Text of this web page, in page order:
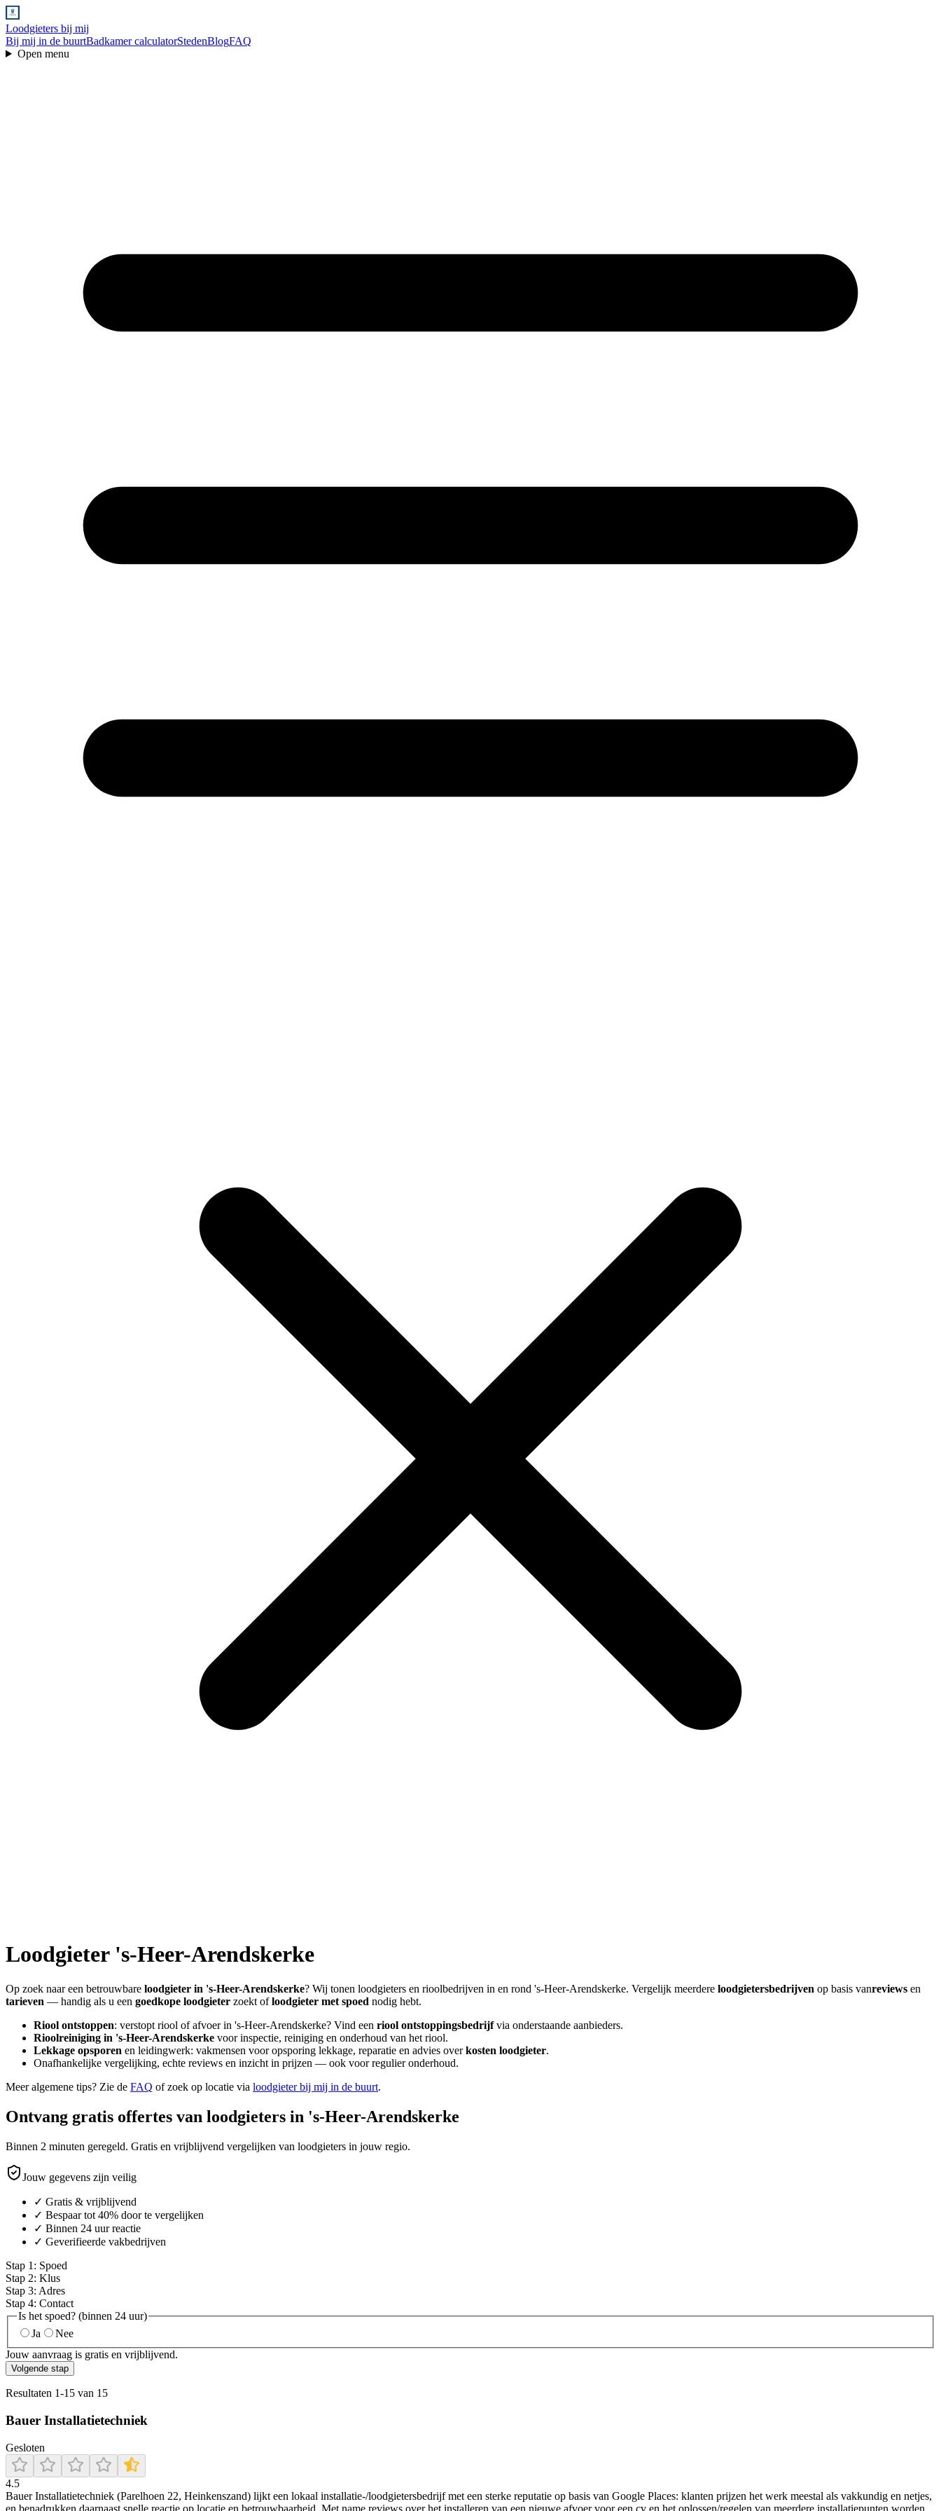
Loodgieters bij mij
Bij mij in de buurtBadkamer calculatorStedenBlogFAQ
Open menu
Loodgieter 's-Heer-Arendskerke
Op zoek naar een betrouwbare loodgieter in 's-Heer-Arendskerke? Wij tonen loodgieters en rioolbedrijven in en rond 's-Heer-Arendskerke. Vergelijk meerdere loodgietersbedrijven op basis vanreviews en
tarieven — handig als u een goedkope loodgieter zoekt ofloodgieter met spoed nodig hebt.
Riool ontstoppen: verstopt riool of afvoer in 's-Heer-Arendskerke? Vind een riool ontstoppingsbedrijfvia onderstaande aanbieders.
Rioolreiniging in 's-Heer-Arendskerke voor inspectie, reiniging en onderhoud van het riool.
Lekkage opsporen en leidingwerk: vakmensen voor opsporing lekkage, reparatie en advies overkosten loodgieter.
Onafhankelijke vergelijking, echte reviews en inzicht in prijzen — ook voor regulier onderhoud.
Meer algemene tips? Zie de FAQ of zoek op locatie via loodgieter bij mij in de buurt.
Ontvang gratis offertes van loodgieters in 's-Heer-Arendskerke
Binnen 2 minuten geregeld. Gratis en vrijblijvend vergelijken van loodgieters in jouw regio.
Jouw gegevens zijn veilig
✓ Gratis & vrijblijvend
✓ Bespaar tot 40% door te vergelijken
✓ Binnen 24 uur reactie
✓ Geverifieerde vakbedrijven
Stap 1 : Spoed
Stap 2: Klus
Stap 3: Adres
Stap 4: Contact
Is het spoed? (binnen 24 uur)
Ja
Nee
Jouw aanvraag is gratis en vrijblijvend.
Volgende stap
Resultaten 1-15 van 15
Bauer Installatietechniek
Gesloten
4.5
Bauer Installatietechniek (Parelhoen 22, Heinkenszand) lijkt een lokaal installatie-/loodgietersbedrijf met een sterke reputatie op basis van Google Places: klanten prijzen het werk meestal als vakkundig en netjes,
en benadrukken daarnaast snelle reactie op locatie en betrouwbaarheid. Met name reviews over het installeren van een nieuwe afvoer voor een cv en het oplossen/regelen van meerdere installatiepunten worden